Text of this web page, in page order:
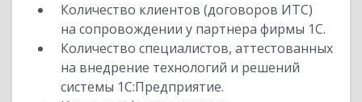
Количество клиентов (договоров ИТС)
на сопровождении у партнера фирмы 1С.
Количество специалистов, аттестованных
на внедрение технологий и решений
системы 1С:Предприятие.